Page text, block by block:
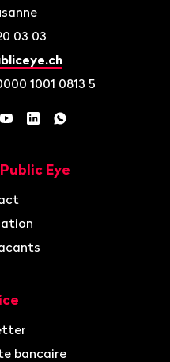
03 03
1001 0813 5
YouTube
LinkedInWhatsApp
Eye
bancaire